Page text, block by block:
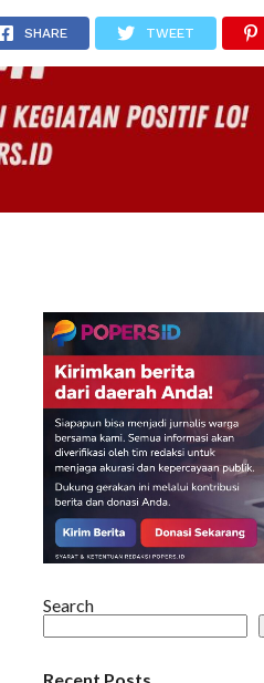
SHARE TWEET
Search